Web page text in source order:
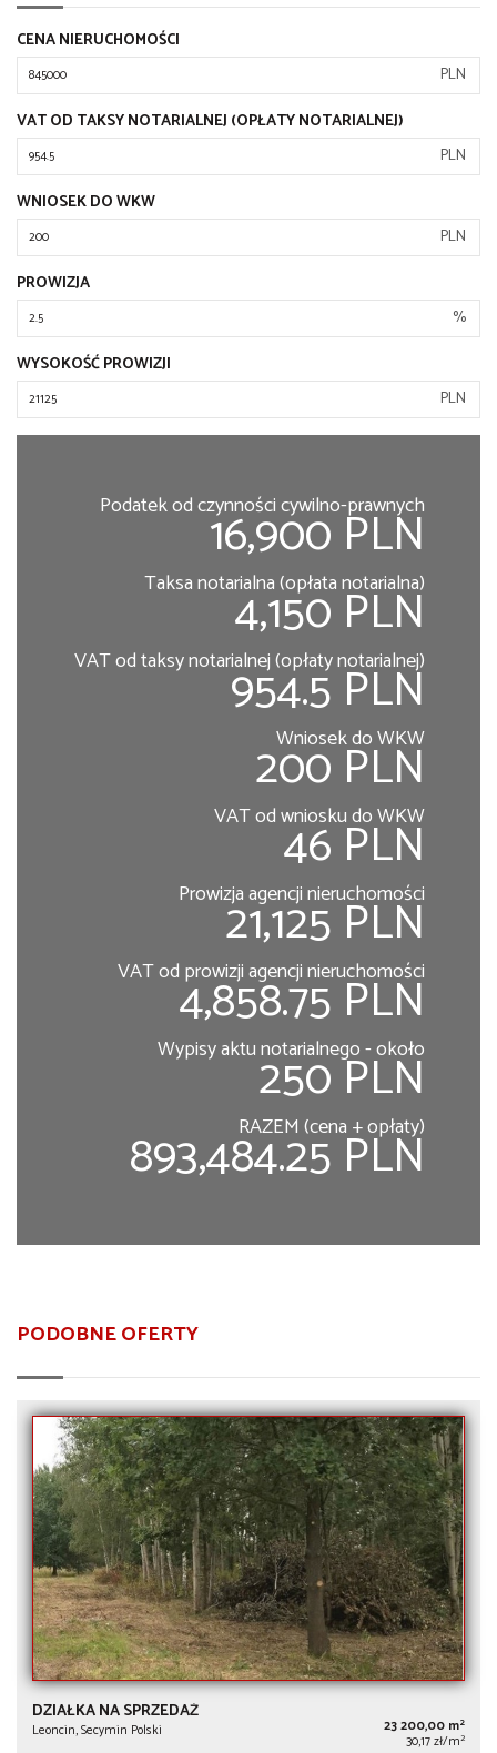
CENA NIERUCHOMOŚCI
PLN
VAT OD TAKSY NOTARIALNEJ (OPŁATY NOTARIALNEJ)
PLN
WNIOSEK DO WKW
PLN
PROWIZJA
%
WYSOKOŚĆ PROWIZJI
PLN
Podatek od czynności cywilno-prawnych
16,900 PLN
Taksa notarialna (opłata notarialna)
4,150 PLN
VAT od taksy notarialnej (opłaty notarialnej)
954.5 PLN
Wniosek do WKW
200 PLN
VAT od wniosku do WKW
46 PLN
Prowizja agencji nieruchomości
21,125 PLN
VAT od prowizji agencji nieruchomości
4,858.75 PLN
Wypisy aktu notarialnego - około
250 PLN
RAZEM (cena + opłaty)
893,484.25 PLN
PODOBNE OFERTY
DZIAŁKA NA SPRZEDAŻ
Leoncin, Secymin Polski 23 200,00 m2
30,17 zł/m2